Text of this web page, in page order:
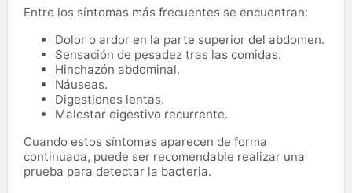
Entre los síntomas más frecuentes se encuentran:
Dolor o ardor en la parte superior del abdomen.
Sensación de pesadez tras las comidas.
Hinchazón abdominal.
Náuseas.
Digestiones lentas.
Malestar digestivo recurrente.
Cuando estos síntomas aparecen de forma
continuada, puede ser recomendable realizar una
prueba para detectar la bacteria.